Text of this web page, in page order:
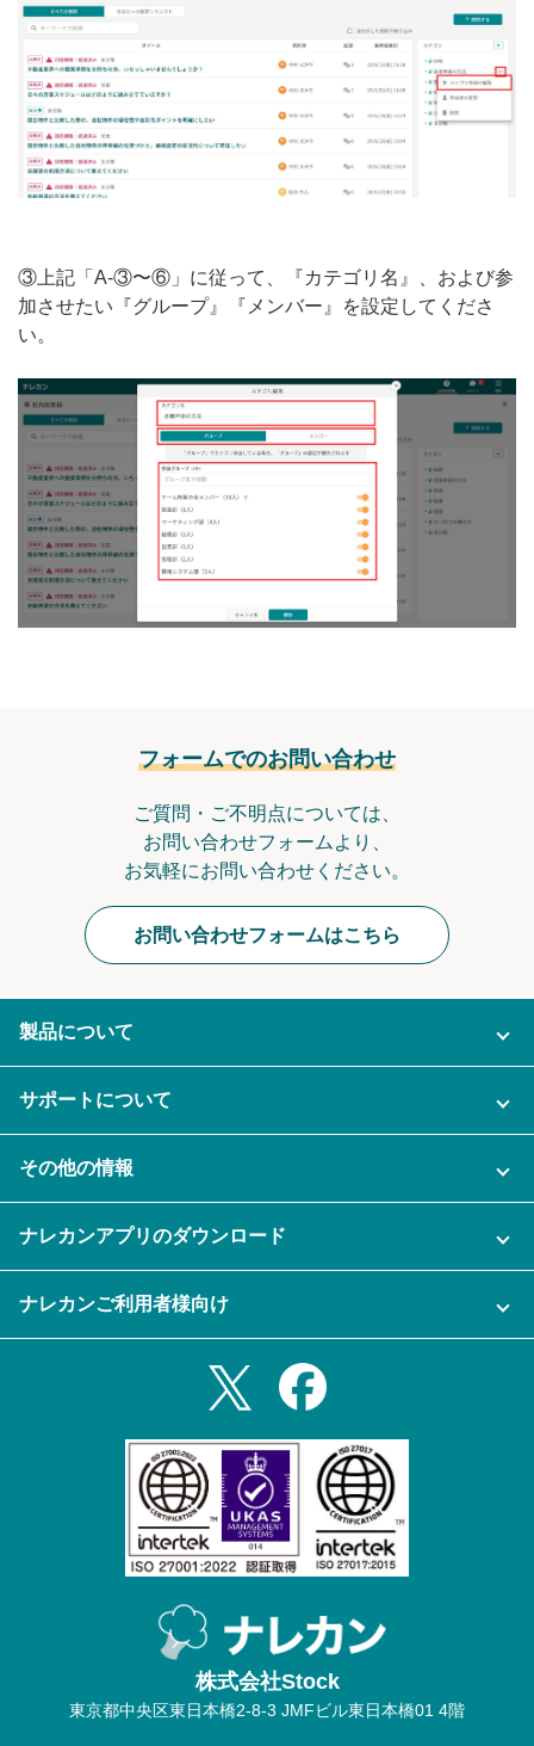
③上記「A-③〜⑥」に従って、『カテゴリ名』、および参
加させたい『グループ』『メンバー』を設定してくださ
い。
フォームでのお問い合わせ
ご質問・ご不明点については、
お問い合わせフォームより、
お気軽にお問い合わせください。
お問い合わせフォームはこちら
製品について
ご利用企業様の声
セキュリティ
資料をダウンロードする
メール自動転送機能
ナレカンの紹介動画
サポートについて
充実サポート
その他の情報
セミナー一覧
プライバシーポリシー
ナレカンアプリのダウンロード
Androidタブレットアプリ
ナレカンご利用者様向け
株式会社Stock
東京都中央区東日本橋2-8-3 JMFビル東日本橋01 4階